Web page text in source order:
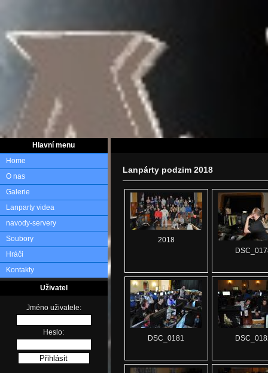
Hlavní menu
Home
O nas
Galerie
Lanparty videa
navody-servery
Soubory
Hráči
Kontakty
Uživatel
Jméno uživatele:
Heslo:
Lanpárty podzim 2018
2018
DSC_0181